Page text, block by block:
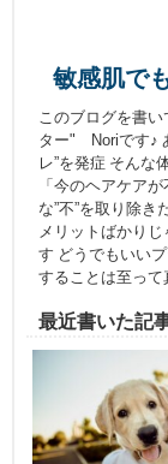
敏感肌で
このブログを書
ター" Noriです♪
レ”を発症 そんな
「今のヘアケア
な”不”を取り除き
メリットばかり
す どうでもいい
することは至って
最近書いた記